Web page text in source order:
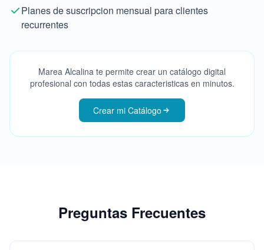
Planes de suscripcion mensual para clientes
recurrentes
Marea Alcalina te permite crear un catálogo digital
profesional con todas estas caracteristicas en minutos.
Crear mi Catálogo
Preguntas Frecuentes